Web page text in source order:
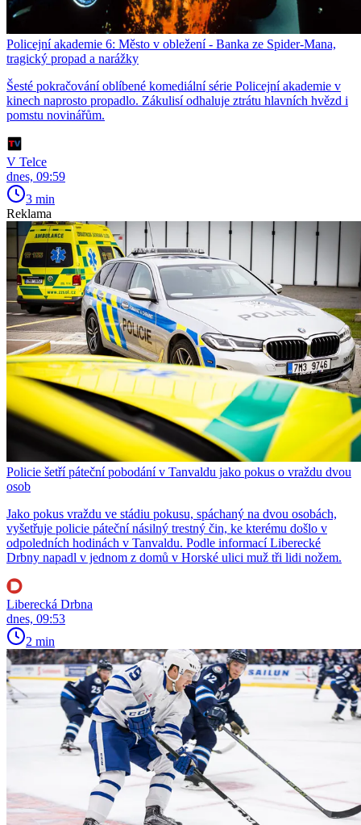
Policejní akademie 6: Město v obležení - Banka ze Spider-Mana,
tragický propad a narážky
Šesté pokračování oblíbené komediální série Policejní akademie v
kinech naprosto propadlo. Zákulisí odhaluje ztrátu hlavních hvězd i
pomstu novinářům.
V Telce
dnes, 09:59
3 min
Reklama
Policie šetří páteční pobodání v Tanvaldu jako pokus o vraždu dvou
osob
Jako pokus vraždu ve stádiu pokusu, spáchaný na dvou osobách,
vyšetřuje policie páteční násilný trestný čin, ke kterému došlo v
odpoledních hodinách v Tanvaldu. Podle informací Liberecké
Drbny napadl v jednom z domů v Horské ulici muž tři lidi nožem.
Liberecká Drbna
dnes, 09:53
2 min